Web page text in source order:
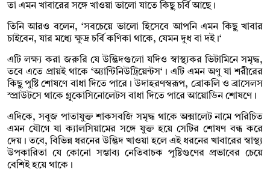
তা এমন খাবারের সঙ্গে খাওয়া ভালো যাতে কিছু চর্বি আছে।
তিনি আরও বলেন, ‘সবচেয়ে ভালো হিসেবে আপনি এমন কিছু খাবার
চাইবেন, যার মধ্যে ক্ষুদ্র চর্বি কণিকা থাকে, যেমন দুধ বা দই।‘
এটি লক্ষ্য করা জরুরি যে উদ্ভিদগুলো যদিও স্বাস্থ্যকর ভিটামিনে সমৃদ্ধ,
তবে এতে প্রায়ই থাকে ‘অ্যান্টিনিউট্রিয়েন্টস‘। এটি এমন অণু যা শরীরের
কিছু পুষ্টি শোষণে বাধা দিতে পারে। উদাহরণস্বরূপ, ব্রোকলি ও ব্রাসেলস
স্প্রাউটসে থাকে গ্লুকোসিনোলেটস বাধা দিতে পারে আয়োডিন শোষণে।
এদিকে, সবুজ পাতাযুক্ত শাকসবজি সমৃদ্ধ থাকে অক্সালেট নামে পরিচিত
এমন যৌগে যা ক্যালসিয়ামের সঙ্গে যুক্ত হয়ে সেটির শোষণ বন্ধ করে
দেয়। তবে, বিভিন্ন ধরনের উদ্ভিদ খাওয়া হলে এই ধরনের খাবারের স্বাস্থ্য
উপকারিতা যে কোনো সম্ভাব্য নেতিবাচক পুষ্টিগুণের প্রভাবের চেয়ে
বেশিই হয়ে থাকে।